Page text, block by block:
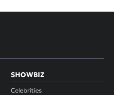
SHOWBIZ
Celebrities